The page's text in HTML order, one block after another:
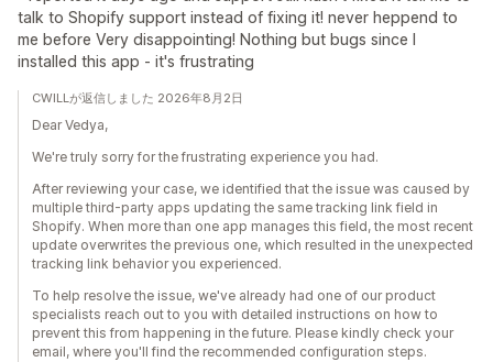
talk to Shopify support instead of fixing it! never heppend to
me before Very disappointing! Nothing but bugs since I
installed this app - it's frustrating
CWILLが返信しました 2026年8月2日
Dear Vedya,
We're truly sorry for the frustrating experience you had.
After reviewing your case, we identified that the issue was caused by
multiple third-party apps updating the same tracking link field in
Shopify. When more than one app manages this field, the most recent
update overwrites the previous one, which resulted in the unexpected
tracking link behavior you experienced.
To help resolve the issue, we've already had one of our product
specialists reach out to you with detailed instructions on how to
prevent this from happening in the future. Please kindly check your
email, where you'll find the recommended configuration steps.